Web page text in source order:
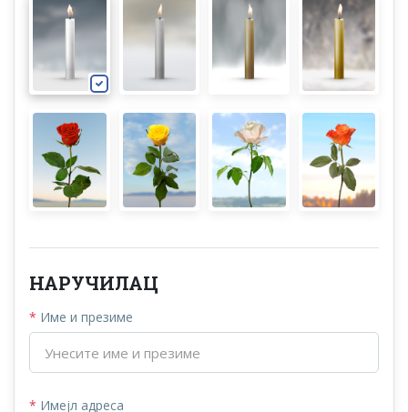
НАРУЧИЛАЦ
* Име и презиме
* Имејл адреса